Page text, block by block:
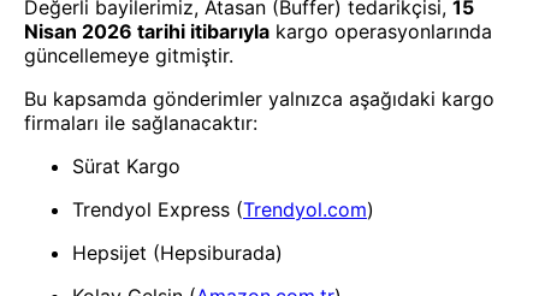
59252 Radyal Simit 91 cm